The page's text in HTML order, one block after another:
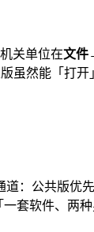
关单位在文件
然能「打
：公共版
套软件、两种